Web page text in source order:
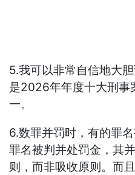
5.我可以非常自信地大
是2026年年度十大刑事
一。
6.数罪并罚时，有的罪
罪名被判并处罚金，其
则，而非吸收原则。而